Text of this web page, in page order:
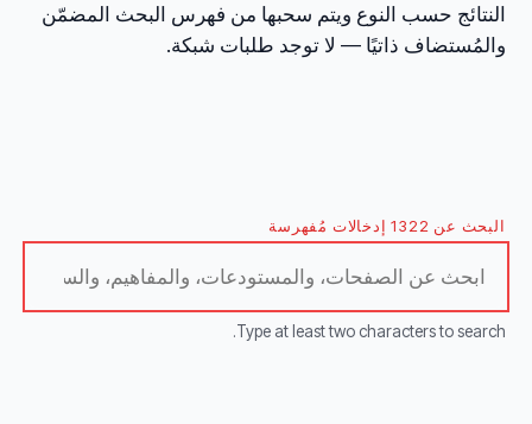
النتائج حسب النوع ويتم سحبها من فهرس البحث المضمّن
والمُستضاف ذاتيًا — لا توجد طلبات شبكة.
البحث عن 1322 إدخالات مُفهرسة
Type at least two characters to search.